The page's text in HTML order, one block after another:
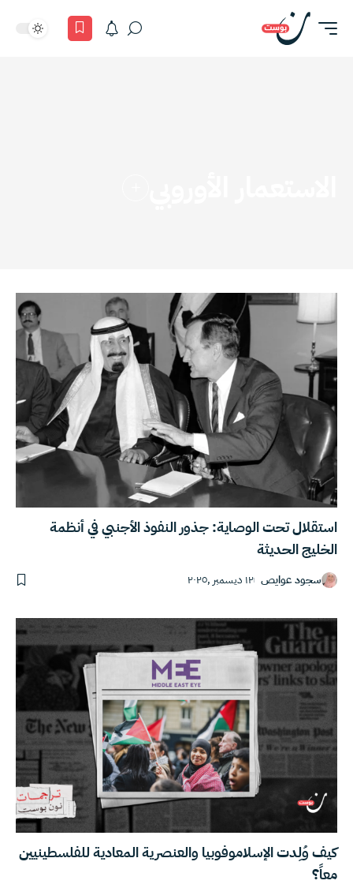
استقلال تحت الوصاية: جذور النفوذ الأجنبي في أنظمة
الخليج الحديثة
سجود عوايص ١٢ ديسمبر ,٢٠٢٥
كيف وُلِدت الإسلاموفوبيا والعنصرية المعادية للفلسطينيين
معاً؟